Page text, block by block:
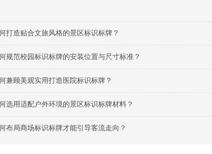
打造贴合文旅风格的景区标识标牌？
规范校园标识标牌的安装位置与尺寸标准？
兼顾美观实用打造医院标识标牌？
选用适配户外环境的景区标识标牌材料？
布局商场标识标牌才能引导客流走向？